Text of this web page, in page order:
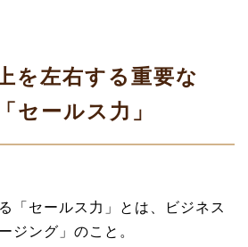
を左右する重要な
セールス力」
「セールス力」とは、ビジネス
ジング」のこと。